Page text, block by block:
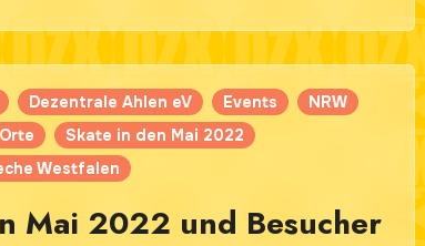
Dezentrale Ahlen eV Events
NRW
Orte
Skate in den Mai 2022
Westfalen
Mai 2022 und Besucher